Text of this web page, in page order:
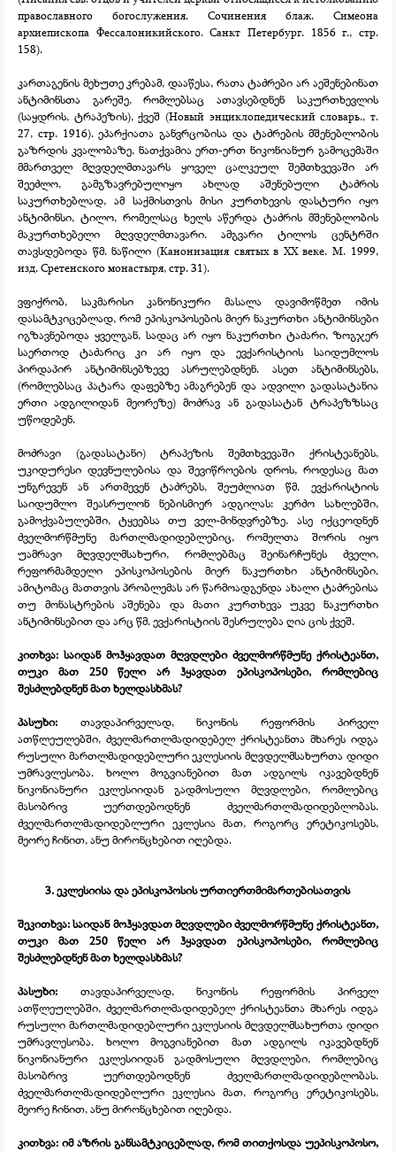
православного богослужения. Сочинения блаж. Симеона
архиепископа Фессалоникийского. Санкт Петербург. 1856 г., стр.
158).
კართაგენის მეხუთე კრებამ, დააწესა, რათა ტაძრები არ აეშენებინათ
ანტიმინსთა გარეშე, რომლებსაც ათავსებდნენ საკურთხევლის
(საყდრის, ტრაპეზის), ქვეშ (Новый энциклопедический словарь., т.
27, стр. 1916). ეპარქიათა განვრცობისა და ტაძრების მშენებლობის
გაზრდის კვალობაზე, ნათქვამია ერთ-ერთ ნიკონიანურ გამოცემაში
მმართველ მღვდელმთავარს ყოველ ცალკეულ შემთხვევაში არ
შეეძლო, გამგზავრებულიყო ახლად აშენებული ტაძრის
საკურთხებლად, ამ საქმისთვის მისი კურთხევის დასტური იყო
ანტიმინსი, ტილო, რომელსაც ხელს აწერდა ტაძრის მშენებლობის
მაკურთხებელი მღვდელმთავარი. ამგვარი ტილოს ცენტრში
თავსდებოდა წმ. ნაწილი (Канонизация святых в XX веке. М. 1999,
изд. Сретенского монастыря, стр. 31).
ვფიქრობ, საკმარისი კანონიკური მასალა დავიმოწმეთ იმის
დასამტკიცებლად, რომ ეპისკოპოსების მიერ ნაკურთხი ანტიმინსები
იგზავნებოდა ყველგან, სადაც არ იყო ნაკურთხი ტაძარი, ზოგჯერ
საერთოდ ტაძარიც კი არ იყო და ევქარისტიის საიდუმლოს
პირდაპირ ანტიმინსებზევე ასრულებდნენ. ასეთ ანტიმინსებს,
(რომლებსაც პატარა დაფებზე ამაგრებენ და ადვილი გადასატანია
ერთი ადგილიდან მეორეზე) მოძრავ ან გადასატან ტრაპეზზსაც
უწოდებენ.
მოძრავი (გადასატანი) ტრაპეზის შემთხვევაში ქრისტეანებს,
უკიდურესი დევნულებისა და შევიწროების დროს, როდესაც მათ
უნგრევენ ან ართმევენ ტაძრებს, შეუძლიათ წმ. ევქარისტიის
საიდუმლო შეასრულონ ნებისმიერ ადგილას: კერძო სახლებში,
გამოქვაბულებში, ტყეებსა თუ ველ-მინდვრებზე. ასე იქცეოდნენ
ძველმორწმუნე მართლმადიდებლებიც, რომელთა შორის იყო
უამრავი მღვდელმსახური, რომლებმაც შეინარჩუნეს ძველი,
რეფორმამდელი ეპისკოპოსების მიერ ნაკურთხი ანტიმინსები.
ამიტომაც მათთვის პრობლემას არ წარმოადგენდა ახალი ტაძრებისა
თუ მონასტრების აშენება და მათი კურთხევა უკვე ნაკურთხი
ანტიმინსებით და არც წმ. ევქარისტიის შესრულება ღია ცის ქვეშ.
კითხვა: საიდან მოჰყავდათ მღვდლები ძველმორწმუნე ქრისტეანთ,
თუკი მათ 250 წელი არ ჰყავდათ ეპისკოპოსები, რომლებიც
შესძლებდნენ მათ ხელდასხმას?
პასუხი:
თავდაპირველად, ნიკონის რეფორმის პირველ
ათწლეულებში, ძველმართლმადიდებელ ქრისტეანთა მხარეს იდგა
რუსული მართლმადიდებლური ეკლესიის მღვდელმსახურთა დიდი
უმრავლესობა. ხოლო მოგვიანებით მათ ადგილს იკავებდნენ
ნიკონიანური ეკლესიიდან გადმოსული მღვდლები, რომლებიც
მასობრივ უერთდებოდნენ ძველმართლმადიდებლობას.
ძველმართლმადიდებლური ეკლესია მათ, როგორც ერეტიკოსებს,
მეორე ჩინით, ანუ მირონცხებით იღებდა.
3. ეკლესიისა და ეპისკოპოსის ურთიერთმიმართებისათვის
შეკითხვა: საიდან მოჰყავდათ მღვდლები ძველმორწმუნე ქრისტეანთ,
თუკი მათ 250 წელი არ ჰყავდათ ეპისკოპოსები, რომლებიც
შესძლებდნენ მათ ხელდასხმას?
პასუხი:
თავდაპირველად, ნიკონის რეფორმის პირველ
ათწლეულებში, ძველმართლმადიდებელ ქრისტეანთა მხარეს იდგა
რუსული მართლმადიდებლური ეკლესიის მღვდელმსახურთა დიდი
უმრავლესობა. ხოლო მოგვიანებით მათ ადგილს იკავებდნენ
ნიკონიანური ეკლესიიდან გადმოსული მღვდლები, რომლებიც
მასობრივ უერთდებოდნენ ძველმართლმადიდებლობას.
ძველმართლმადიდებლური ეკლესია მათ, როგორც ერეტიკოსებს,
მეორე ჩინით, ანუ მირონცხებით იღებდა.
კითხვა: იმ აზრის განსამტკიცებლად, რომ თითქოსდა უეპისკოპოსო,